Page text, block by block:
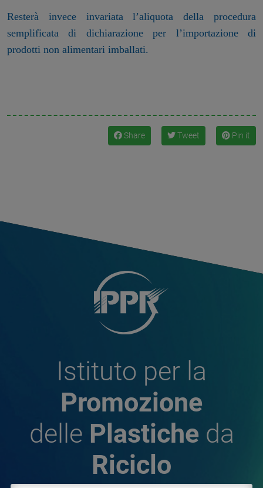
Resterà invece invariata l’aliquota della procedura
semplificata di dichiarazione per l’importazione di
prodotti non alimentari imballati.
Share Tweet Pin it
Istituto per la
Promozione
delle Plastiche da
Riciclo